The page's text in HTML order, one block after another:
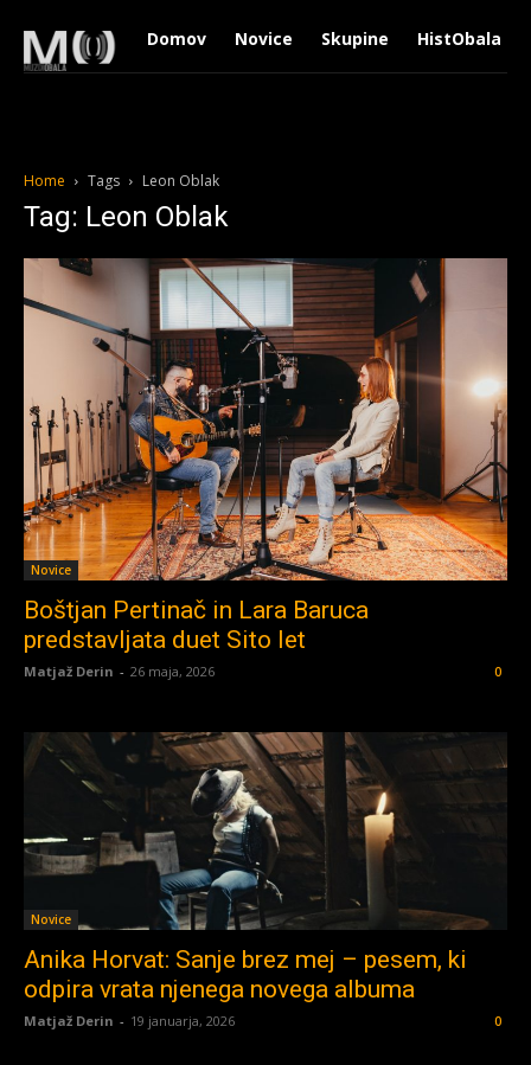
Domov Novice Skupine HistObala
Home Tags Leon Oblak
Tag: Leon Oblak
Novice
Boštjan Pertinač in Lara Baruca
predstavljata duet Sito let
Matjaž Derin - 26 maja, 2026 0
Novice
Anika Horvat: Sanje brez mej – pesem, ki
odpira vrata njenega novega albuma
Matjaž Derin - 19 januarja, 2026 0